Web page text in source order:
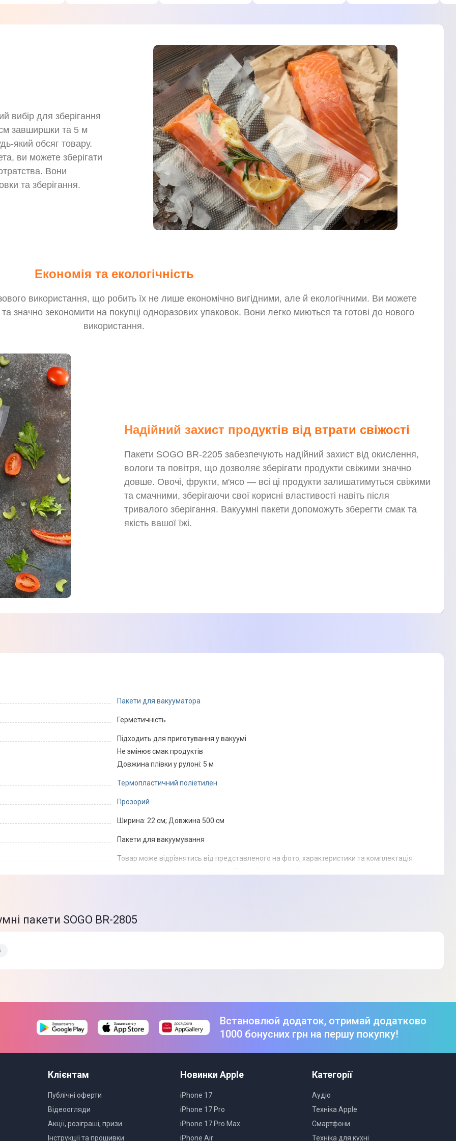
вибір для зберігання
см завширшки та 5 м
який обсяг товару.
ви можете зберігати
Вони
та зберігання.
Економія та екологічність
використання, що робить їх не лише економічно вигідними, але й екологічними. Ви можете
значно зекономити на покупці одноразових упаковок. Вони легко миються та готові до нового
використання.
Надійний захист продуктів від втрати свіжості
Пакети SOGO BR-2205 забезпечують надійний захист від окислення,
вологи та повітря, що дозволяє зберігати продукти свіжими значно
довше. Овочі, фрукти, м'ясо — всі ці продукти залишатимуться свіжими
та смачними, зберігаючи свої корисні властивості навіть після
тривалого зберігання. Вакуумні пакети допоможуть зберегти смак та
якість вашої їжі.
Пакети для вакууматора
Герметичність
Підходить для приготування у вакуумі
Не змінює смак продуктів
Довжина плівки у рулоні: 5 м
Термопластичний поліетилен
Прозорий
Ширина: 22 см; Довжина 500 см
Пакети для вакуумування
Товар може відрізнятись від представленого на фото, характеристики та комплектація
пакети SOGO BR-2805
Встановлюй додаток, отримай додатково
1000 бонусних грн на першу покупку!
Клієнтам
Публічні оферти
Відеоогляди
Акції, розіграші, призи
Інструкції та прошивки
Новинки Apple
iPhone 17
iPhone 17 Pro
iPhone 17 Pro Max
iPhone Air
Категорії
Аудіо
Техніка Apple
Смартфони
Техніка для кухні